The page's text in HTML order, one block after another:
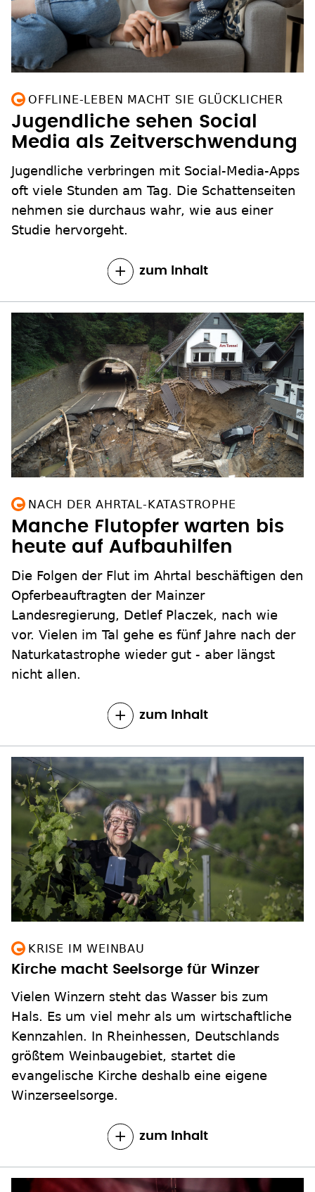
OFFLINE-LEBEN MACHT SIE GLÜCKLICHER
Jugendliche sehen Social
Media als Zeitverschwendung
Jugendliche verbringen mit Social-Media-Apps
oft viele Stunden am Tag. Die Schattenseiten
nehmen sie durchaus wahr, wie aus einer
Studie hervorgeht.
zum Inhalt
NACH DER AHRTAL-KATASTROPHE
Manche Flutopfer warten bis
heute auf Aufbauhilfen
Die Folgen der Flut im Ahrtal beschäftigen den
Opferbeauftragten der Mainzer
Landesregierung, Detlef Placzek, nach wie
vor. Vielen im Tal gehe es fünf Jahre nach der
Naturkatastrophe wieder gut - aber längst
nicht allen.
zum Inhalt
KRISE IM WEINBAU
Kirche macht Seelsorge für Winzer
Vielen Winzern steht das Wasser bis zum
Hals. Es um viel mehr als um wirtschaftliche
Kennzahlen. In Rheinhessen, Deutschlands
größtem Weinbaugebiet, startet die
evangelische Kirche deshalb eine eigene
Winzerseelsorge.
zum Inhalt